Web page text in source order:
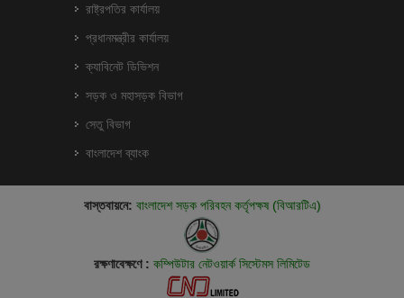
রাষ্ট্রপতির কার্যালয়
প্রধানমন্ত্রীর কার্যালয়
ক্যাবিনেট ডিভিশন
সড়ক ও মহাসড়ক বিভাগ
সেতু বিভাগ
বাংলাদেশ ব্যাংক
বাস্তবায়নে: বাংলাদেশ সড়ক পরিবহন কর্তৃপক্ষ (বিআরটিএ)
রক্ষণাবেক্ষণে : কম্পিউটার নেটওয়ার্ক সিস্টেমস লিমিটেড